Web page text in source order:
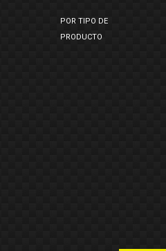
POR TIPO DE
PRODUCTO